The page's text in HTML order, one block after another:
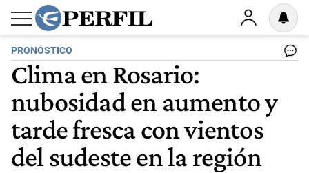
PRONÓSTICO
Clima en Rosario:
nubosidad en aumento y
tarde fresca con vientos
del sudeste en la región